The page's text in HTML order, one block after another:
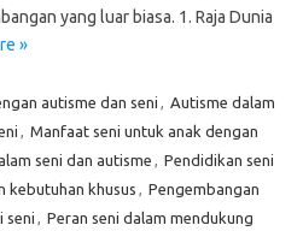
yang luar biasa. 1. Raja Dunia
»
autisme dan seni , Autisme dalam
, Manfaat seni untuk anak dengan
seni dan autisme , Pendidikan seni
kebutuhan khusus , Pengembangan
seni , Peran seni dalam mendukung